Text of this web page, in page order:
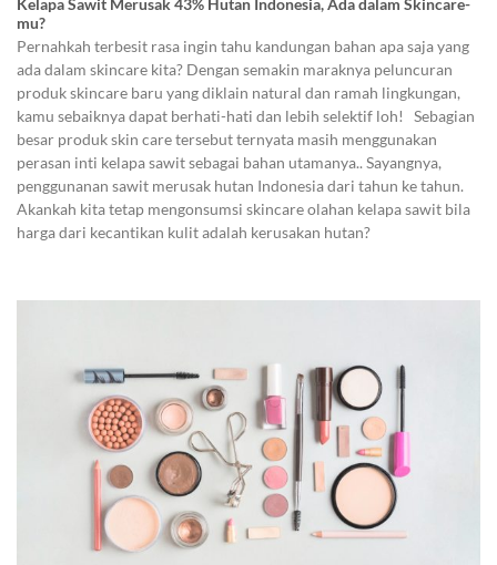
Kelapa Sawit Merusak 43% Hutan Indonesia, Ada dalam Skincare-
mu?
Pernahkah terbesit rasa ingin tahu kandungan bahan apa saja yang
ada dalam skincare kita? Dengan semakin maraknya peluncuran
produk skincare baru yang diklain natural dan ramah lingkungan,
kamu sebaiknya dapat berhati-hati dan lebih selektif loh! Sebagian
besar produk skin care tersebut ternyata masih menggunakan
perasan inti kelapa sawit sebagai bahan utamanya.. Sayangnya,
penggunanan sawit merusak hutan Indonesia dari tahun ke tahun.
Akankah kita tetap mengonsumsi skincare olahan kelapa sawit bila
harga dari kecantikan kulit adalah kerusakan hutan?